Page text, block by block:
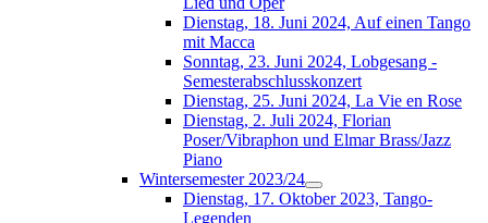
Dienstag, 18. Juni 2024, Auf einen Tango
mit Macca
Sonntag, 23. Juni 2024, Lobgesang -
Semesterabschlusskonzert
Dienstag, 25. Juni 2024, La Vie en Rose
Dienstag, 2. Juli 2024, Florian
Poser/Vibraphon und Elmar Brass/Jazz
Piano
Wintersemester 2023/24
Dienstag, 17. Oktober 2023, Tango-
Legenden